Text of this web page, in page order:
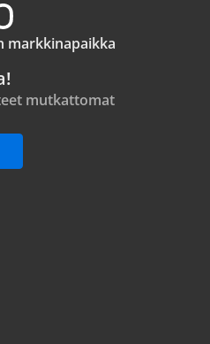
markkinapaikka
mutkattomat